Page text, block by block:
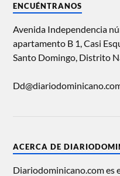
ENCUÉNTRANOS
Avenida Independencia
apartamento B 1, Casi
Santo Domingo, Distrito
ACERCA DE
Diariodominicano.com es